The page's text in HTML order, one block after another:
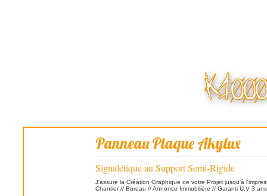
Panneau Plaque Akylux
Signalétique au Support Semi-Rigide
J'assure la Création Graphique de votre Projet jusqu'à
Chantier // Bureau // Annonce Immobilière // Garanti U.V 3 ans